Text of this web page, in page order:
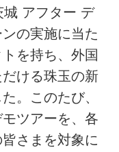
アフター デ
の実施に当た
を持ち、外国
ける珠玉の新
。このたび、
ツアーを、各
さまを対象に